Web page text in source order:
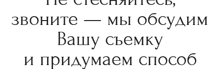
звоните — мы обсудим
Вашу съемку
и придумаем способ